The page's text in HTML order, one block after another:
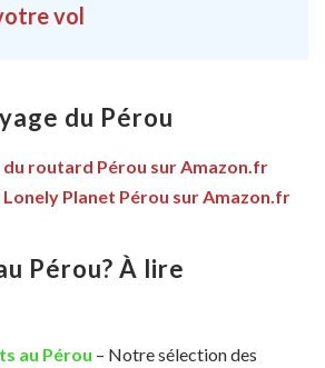
vol
du Pérou
du routard Pérou sur Amazon.fr
Planet Pérou sur Amazon.fr
Pérou? À lire
au Pérou – Notre sélection des